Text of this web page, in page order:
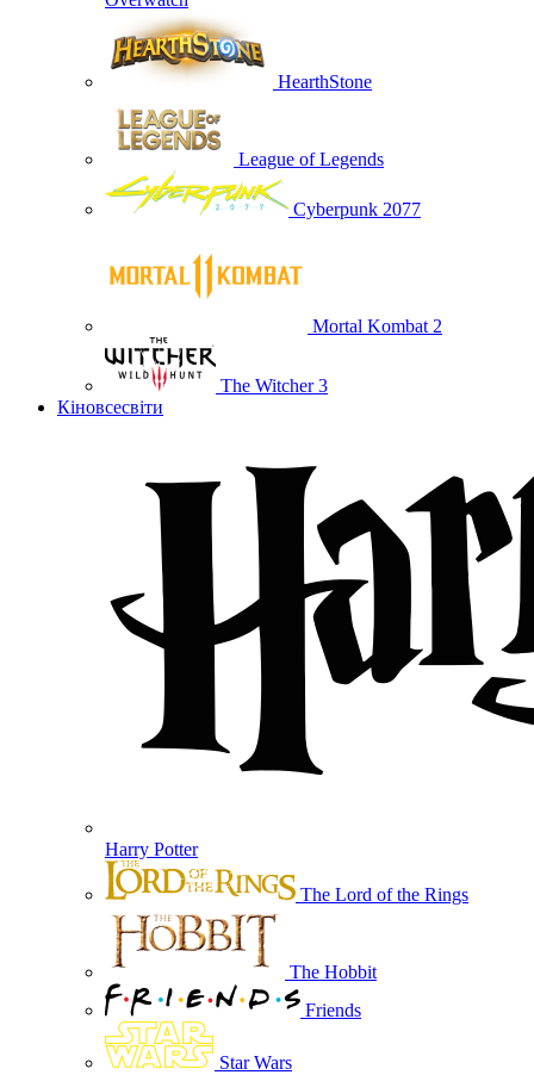
HearthStone
League of Legends
Cyberpunk 2077
Mortal Kombat 2
The Witcher 3
Кіновсесвіти
Harry Potter
The Lord of the Rings
The Hobbit
Friends
Star Wars